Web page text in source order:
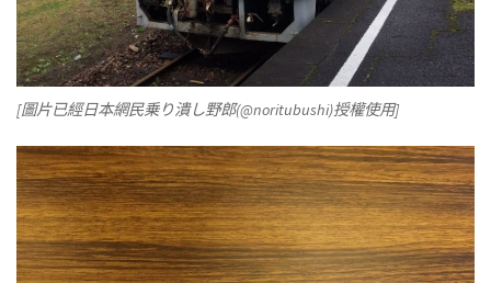
[圖片已經日本網民乗り潰し野郎(@noritubushi)授權使用]